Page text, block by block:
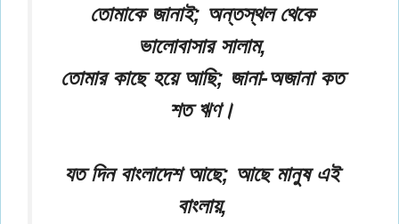
তোমাকে জানাই; অন্তস্থল থেকে
ভালোবাসার সালাম,
তোমার কাছে হয়ে আছি; জানা-অজানা কত
শত ঋণ।
যত দিন বাংলাদেশ আছে; আছে মানুষ এই
বাংলায়,